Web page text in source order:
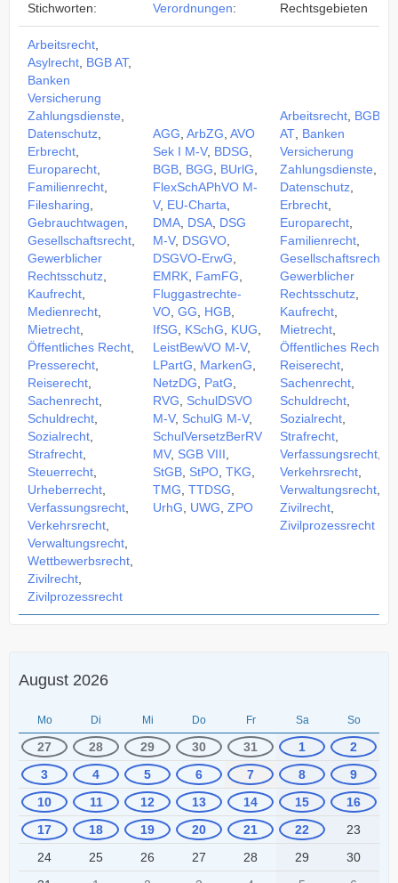
Stichworten:
Verordnungen:
Rechtsgebieten
Arbeitsrecht,
Asylrecht, BGB AT,
Banken
Versicherung
Zahlungsdienste,
Datenschutz,
Erbrecht,
Europarecht,
Familienrecht,
Filesharing,
Gebrauchtwagen,
Gesellschaftsrecht,
Gewerblicher
Rechtsschutz,
Kaufrecht,
Medienrecht,
Mietrecht,
Öffentliches Recht,
Presserecht,
Reiserecht,
Sachenrecht,
Schuldrecht,
Sozialrecht,
Strafrecht,
Steuerrecht,
Urheberrecht,
Verfassungsrecht,
Verkehrsrecht,
Verwaltungsrecht,
Wettbewerbsrecht,
Zivilrecht,
Zivilprozessrecht
AGG, ArbZG, AVO
Sek I M-V, BDSG,
BGB, BGG, BUrlG,
FlexSchAPhVO M-
V, EU-Charta,
DMA, DSA, DSG
M-V, DSGVO,
DSGVO-ErwG,
EMRK, FamFG,
Fluggastrechte-
VO, GG, HGB,
IfSG, KSchG, KUG,
LeistBewVO M-V,
LPartG, MarkenG,
NetzDG, PatG,
RVG, SchulDSVO
M-V, SchulG M-V,
SchulVersetzBerRV
MV, SGB VIII,
StGB, StPO, TKG,
TMG, TTDSG,
UrhG, UWG, ZPO
Arbeitsrecht, BGB
AT, Banken
Versicherung
Zahlungsdienste,
Datenschutz,
Erbrecht,
Europarecht,
Familienrecht,
Gesellschaftsrecht
Gewerblicher
Rechtsschutz,
Kaufrecht,
Mietrecht,
Öffentliches Recht
Reiserecht,
Sachenrecht,
Schuldrecht,
Sozialrecht,
Strafrecht,
Verfassungsrecht,
Verkehrsrecht,
Verwaltungsrecht,
Zivilrecht,
Zivilprozessrecht
August 2026
Mo Di Mi Do Fr Sa So
27 28 29 30 31 1
2
3
4 5 6 7 8
9
10
11 12 13 14 15
16
17
18 19 20 21 22
23
24
25 26 27 28 29
30